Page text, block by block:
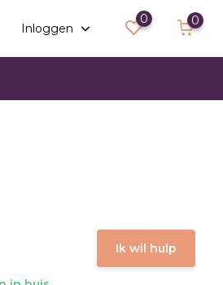
Inloggen
0 0
Ik wil hulp